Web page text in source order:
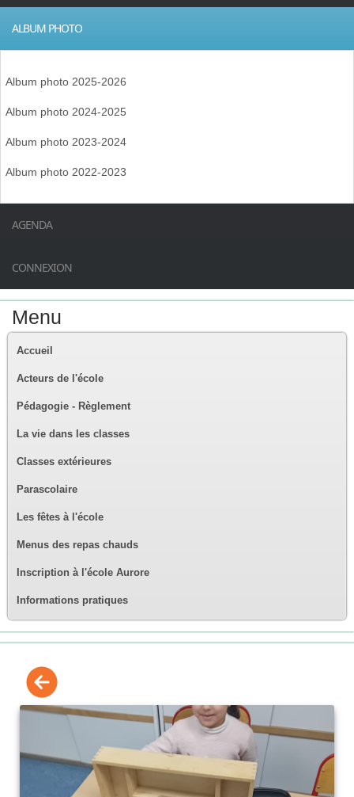
ALBUM PHOTO
Album photo 2025-2026
Album photo 2024-2025
Album photo 2023-2024
Album photo 2022-2023
AGENDA
CONNEXION
Menu
Accueil
Acteurs de l'école
Pédagogie - Règlement
La vie dans les classes
Classes extérieures
Parascolaire
Les fêtes à l'école
Menus des repas chauds
Inscription à l'école Aurore
Informations pratiques